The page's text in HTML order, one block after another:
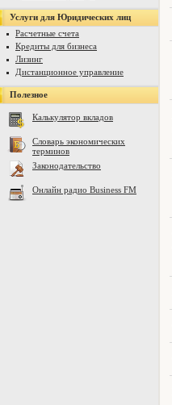
Услуги для Юридических лиц
Расчетные счета
Кредиты для бизнеса
Лизинг
Дистанционное управление
Полезное
Калькулятор вкладов
Словарь экономических
терминов
Законодательство
Онлайн радио Business FM